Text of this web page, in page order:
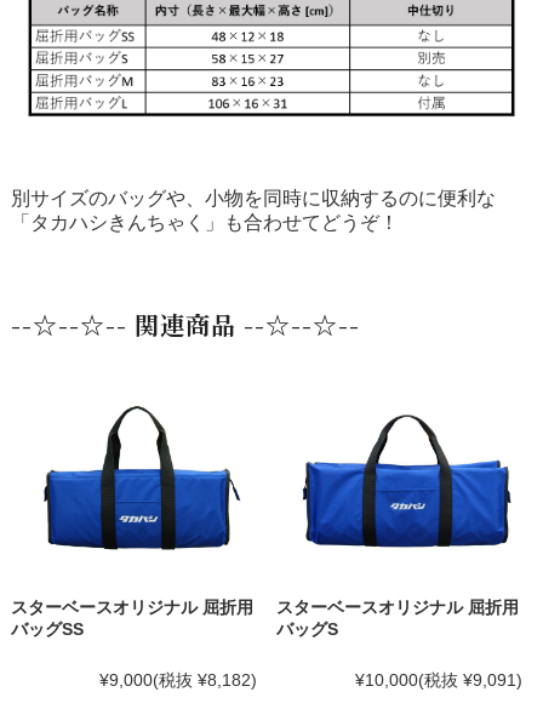
別サイズのバッグや、小物を同時に収納するのに便利な
「タカハシきんちゃく」も合わせてどうぞ！
--☆--☆-- 関連商品 --☆--☆--
スターベースオリジナル 屈折用
バッグSS
¥9,000(税抜 ¥8,182)
スターベースオリジナル 屈折用
バッグS
¥10,000(税抜 ¥9,091)